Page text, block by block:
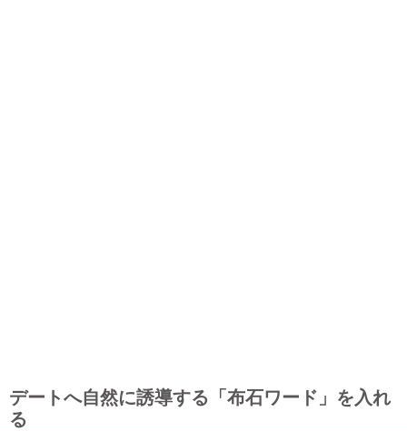
デートへ自然に誘導する「布石ワード」を入れ
る